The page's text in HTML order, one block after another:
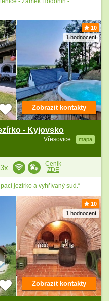
10
1 hodnocení
- Kyjovsko
Vřesovice mapa
Zobrazit kontakty
3x
Ceník
ZDE
jezírko a vyhřívaný sud.“
10
1 hodnocení
Zobrazit kontakty